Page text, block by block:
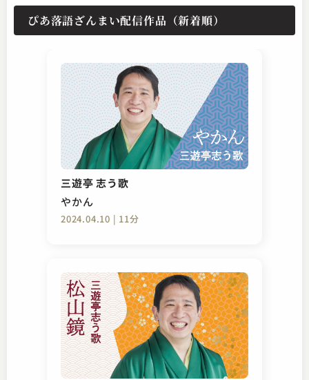
ぴあ落語ざんまい配信作品（新着順）
三遊亭 志う歌
やかん
2024.04.10 | 11分